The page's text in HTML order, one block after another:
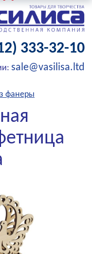
333-32-10
sale@vasilisa.ltd
фанеры